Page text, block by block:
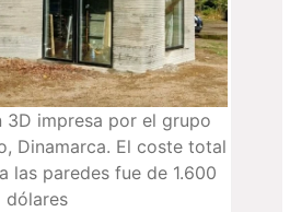
3D impresa por el grupo
Dinamarca. El coste total
las paredes fue de 1.600
dólares